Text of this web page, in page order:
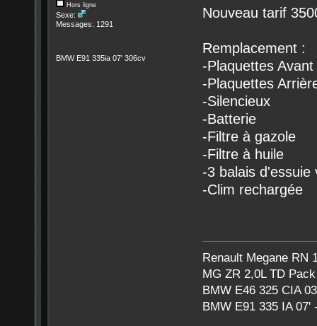
Hors ligne
Sexe:
Messages: 1291
BMW E91 335ia 07' 306cv
Nouveau tarif
Remplacement :
-Plaquettes Avant
-Plaquettes
-Silencieux
-Batterie
-Filtre à gazole
-Filtre à huile
-3 balais d'essuie
-Clim rechargée
Renault Megane RN
MG ZR 2,0L TD
BMW E46 325 CIA
BMW E91 335 IA